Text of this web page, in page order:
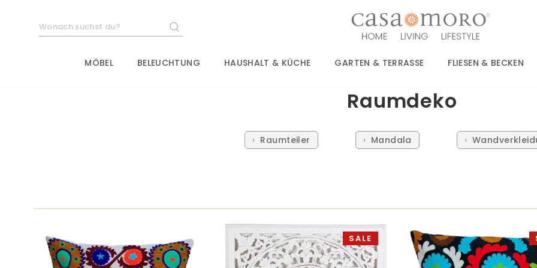
SUCHE
MÖBEL BELEUCHTUNG HAUSHALT & KÜCHE GARTEN & TERRASSE FLIESEN & BECKEN
Raumdeko
Raumteiler Mandala
SALE